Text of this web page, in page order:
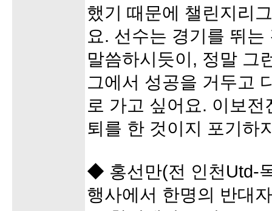
했기 때문에 챌린지리
요. 선수는 경기를 뛰
말씀하시듯이, 정말 그
그에서 성공을 거두고
로 가고 싶어요. 이보
퇴를 한 것이지 포기하
◆ 홍선만(전 인천Utd-
행사에서 한명의 반대